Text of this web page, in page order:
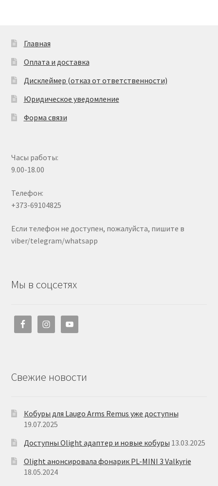
Главная
Оплата и доставка
Дисклеймер (отказ от ответственности)
Юридическое уведомление
Форма связи
Часы работы:
9.00-18.00
Телефон:
+373-69104825
Если телефон не доступен, пожалуйста, пишите в
viber/telegram/whatsapp
Мы в соцсетях
Свежие новости
Кобуры для Laugo Arms Remus уже доступны
19.07.2025
Доступны Olight адаптер и новые кобуры 13.03.2025
Olight анонсировала фонарик PL-MINI 3 Valkyrie
18.05.2024